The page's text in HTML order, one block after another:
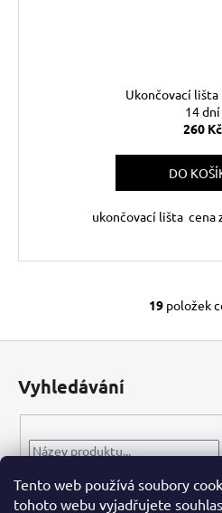
Tento web používá soubory
tohoto webu vyjadřujete
Ukončovací lišta
14 dní
260 Kč
DO
ukončovací lišta cena
O
a
í
r
19 položek
t
í
Vyhledávání